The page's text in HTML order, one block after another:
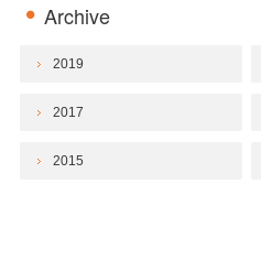
Archive
2019
2017
2015